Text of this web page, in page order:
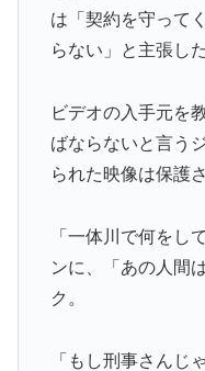
は「契約を守って
らない」と主張した
ビデオの入手元を
ばならないと言う
られた映像は保護
「一体川で何をし
ンに、「あの人間
ク。
「もし刑事さんじ